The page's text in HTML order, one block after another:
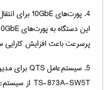
4. پورت‌های 10GbE برای انتقال سریع داده‌ها
پرسرعت باعث افزایش
5. سیستم‌عامل QTS برای مدیریت پیشرفته